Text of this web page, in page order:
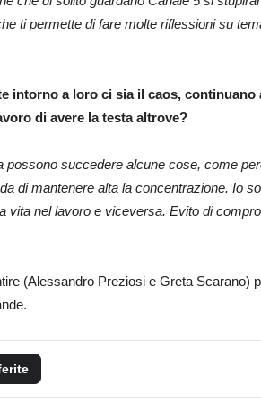
ti permette di fare molte riflessioni su
intorno a loro ci sia il caos, continuano
di avere la testa altrove?
succedere alcune cose, come
di mantenere alta la concentrazione. Io
vita nel lavoro e viceversa. Evito di
(Alessandro Preziosi e Greta Scarano)